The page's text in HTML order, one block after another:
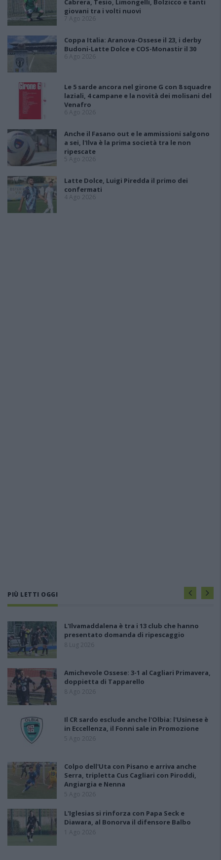
Cabrera, Tesio, Limongelli, Bolzicco e tanti
giovani tra i volti nuovi
7 Ago 2026
Coppa Italia: Aranova-Ossese il 23, i derby
Budoni-Latte Dolce e COS-Monastir il 30
6 Ago 2026
Le 5 sarde ancora nel girone G con 8 squadre
laziali, 4 campane e la novità dei molisani del
Venafro
6 Ago 2026
Anche il Fasano out e le ammissioni salgono
a sei, l'Ilva è la prima società tra le non
ripescate
5 Ago 2026
Latte Dolce, Luigi Piredda il primo dei
confermati
4 Ago 2026
PIÙ LETTI OGGI
L'Ilvamaddalena è tra i 13 club che hanno
presentato domanda di ripescaggio
8 Lug 2026
Amichevole Ossese: 3-1 al Cagliari Primavera,
doppietta di Tapparello
8 Ago 2026
Il CR sardo esclude anche l'Olbia: l'Usinese è
in Eccellenza, il Fonni sale in Promozione
5 Ago 2026
Colpo dell'Uta con Pisano e arriva anche
Serra, tripletta Cus Cagliari con Piroddi,
Angiargia e Nenna
5 Ago 2026
L'Iglesias si rinforza con Papa Seck e
Diawara, al Bonorva il difensore Balbo
1 Ago 2026